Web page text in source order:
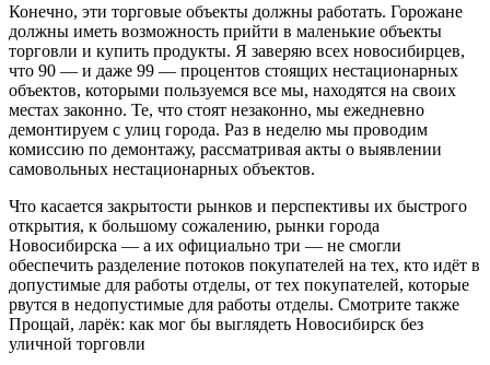
Конечно, эти торговые объекты должны работать. Горожане
должны иметь возможность прийти в маленькие объекты
торговли и купить продукты. Я заверяю всех новосибирцев,
что 90 — и даже 99 — процентов стоящих нестационарных
объектов, которыми пользуемся все мы, находятся на своих
местах законно. Те, что стоят незаконно, мы ежедневно
демонтируем с улиц города. Раз в неделю мы проводим
комиссию по демонтажу, рассматривая акты о выявлении
самовольных нестационарных объектов.
Что касается закрытости рынков и перспективы их быстрого
открытия, к большому сожалению, рынки города
Новосибирска — а их официально три — не смогли
обеспечить разделение потоков покупателей на тех, кто идёт в
допустимые для работы отделы, от тех покупателей, которые
рвутся в недопустимые для работы отделы. Смотрите также
Прощай, ларёк: как мог бы выглядеть Новосибирск без
уличной торговли